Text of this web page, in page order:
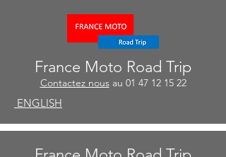
France Moto Road Trip
Contactez nousau 01 47 12 15 22
ENGLISH